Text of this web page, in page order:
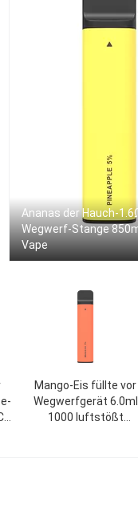
Ananas der Hauch-
Wegwerf-Stange
Vape
Mango-Eis füllte vor
Wegwerfgerät 6.0ml
1000 luftstößt